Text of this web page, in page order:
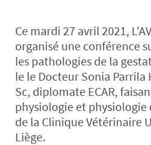
Ce mardi 27 avril 2021,
organisé une conférence
les pathologies de la
le le Docteur Sonia Parrila
Sc, diplomate ECAR,
physiologie et
de la Clinique Vétérinaire
Liège.